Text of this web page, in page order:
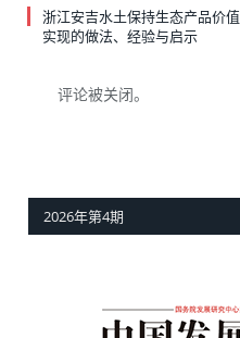
浙江安吉水土保持生态产品价值
实现的做法、经验与启示
评论被关闭。
2026年第4期